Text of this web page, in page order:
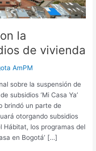
la
de vivienda
AmPM
sobre la suspensión de
subsidios ‘Mi Casa Ya’
brindó un parte de
otorgando subsidios
Hábitat, los programas del
en Bogotá’ […]